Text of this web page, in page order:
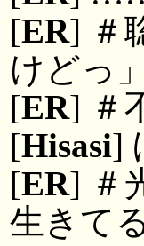
[ER] ＃
けどっ」
[ER] ＃
[Hisasi]
[ER] ＃
生きて